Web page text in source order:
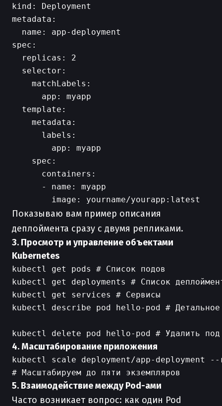
kind: Deployment
metadata:
  name: app-deployment
spec:
  replicas: 2
  selector:
    matchLabels:
      app: myapp
  template:
    metadata:
      labels:
        app: myapp
    spec:
      containers:
      - name: myapp
Показываю вам пример описания
деплоймента сразу с двумя репликами.
3. Просмотр и управление объектами
Kubernetes
kubectl get pods # Список подов
kubectl get deployments # Список
kubectl get services # Сервисы
kubectl describe pod hello-pod # Детальное
4. Масштабирование приложения
kubectl scale deployment/app-deployment
5. Взаимодействие между Pod-ами
Часто возникает вопрос: как один Pod